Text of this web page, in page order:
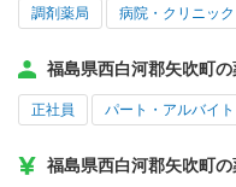
調剤薬局 病院・クリニック
福島県西白河郡矢吹町
正社員 パート・アルバイト
福島県西白河郡矢吹町